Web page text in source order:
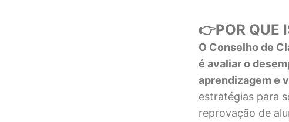
👉POR QUE
O Conselho de C
é avaliar o
aprendizagem e
estratégias para
reprovação de